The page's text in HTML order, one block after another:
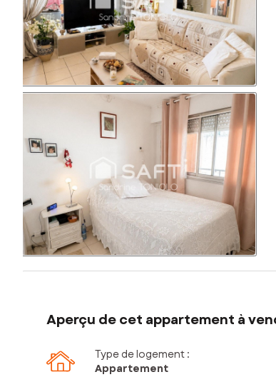
Aperçu de cet appartement à
Type de logement :
Appartement